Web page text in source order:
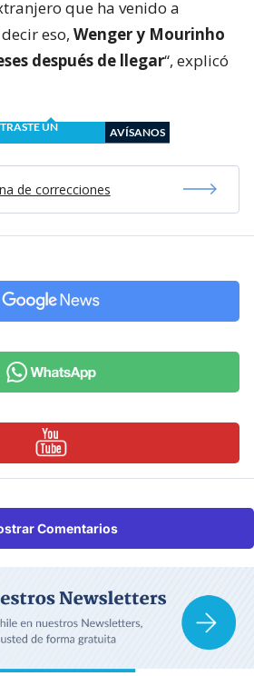
que ha venido a
eso, Wenger y Mourinho
después de llegar“, explicó
UN
AVÍSANOS
de correcciones
Comentarios